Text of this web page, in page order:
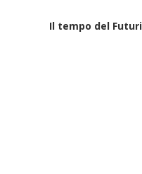
Il tempo del